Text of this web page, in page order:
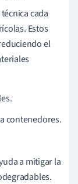
cada
Estos
el
contenedores.
a mitigar la